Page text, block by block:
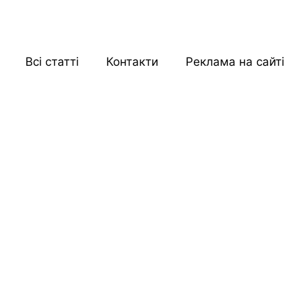
Всі статті Контакти Реклама на сайті